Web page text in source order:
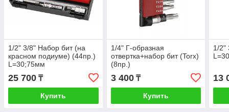
1/2" 3/8" Набор бит (на
красном подиуме) (44пр.)
L=30;75мм
25 700 ₸
Купить
1/4" Г-образная
отвертка+набор бит (Torx)
(8пр.)
3 400₸
Купить
1/2"
13